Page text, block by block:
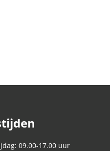
09.00-17.00 uur